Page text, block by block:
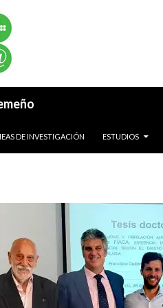
DE INVESTIGACIÓN ESTUDIOS